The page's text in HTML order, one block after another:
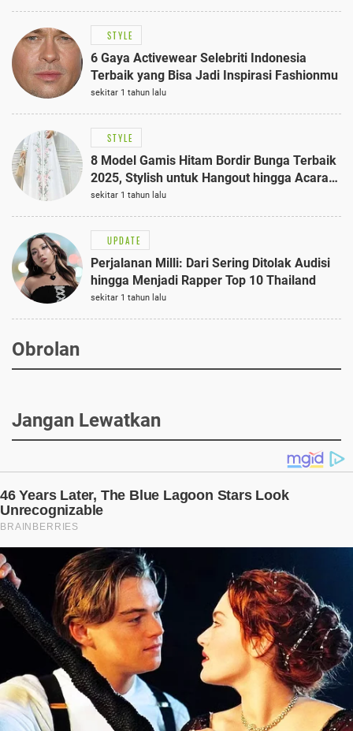
STYLE
6 Gaya Activewear Selebriti Indonesia
Terbaik yang Bisa Jadi Inspirasi Fashionmu
sekitar 1 tahun lalu
STYLE
8 Model Gamis Hitam Bordir Bunga Terbaik
2025, Stylish untuk Hangout hingga Acara
Semi-Formal
sekitar 1 tahun lalu
UPDATE
Perjalanan Milli: Dari Sering Ditolak Audisi
hingga Menjadi Rapper Top 10 Thailand
sekitar 1 tahun lalu
Obrolan
Jangan Lewatkan